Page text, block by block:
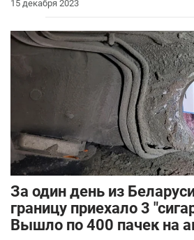
15 декабря 2023
За один день из
границу приехало 3
Вышло по 400 пачек на